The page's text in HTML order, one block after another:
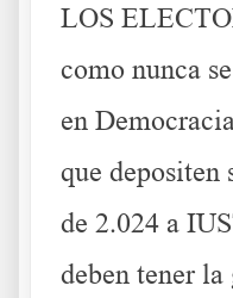
LOS
como nunca
en
que depositen
de 2.024 a
deben tener la